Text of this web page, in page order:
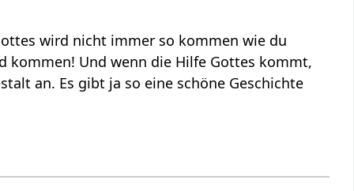
wird nicht immer so kommen wie du
kommen! Und wenn die Hilfe Gottes kommt,
an. Es gibt ja so eine schöne Geschichte